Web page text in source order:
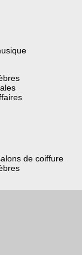
de coiffure